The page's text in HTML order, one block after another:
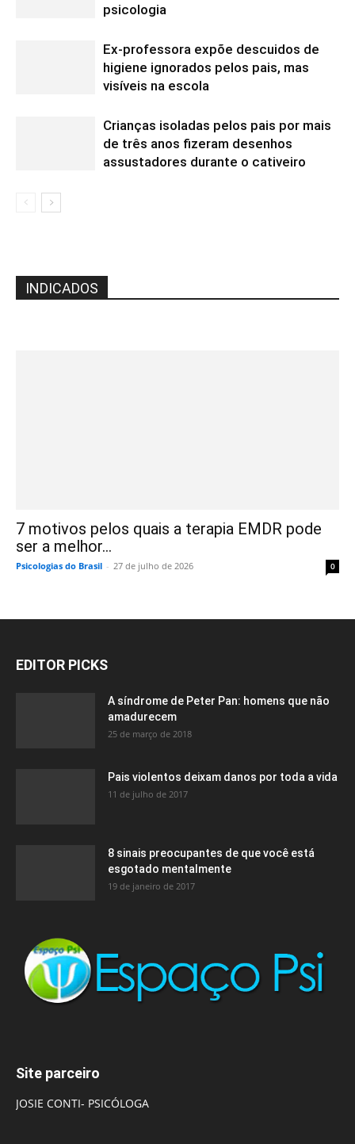
psicologia
Ex-professora expõe descuidos de
higiene ignorados pelos pais, mas
visíveis na escola
Crianças isoladas pelos pais por mais
de três anos fizeram desenhos
assustadores durante o cativeiro
INDICADOS
7 motivos pelos quais a terapia EMDR pode
ser a melhor...
Psicologias do Brasil - 27 de julho de 2026 0
EDITOR PICKS
A síndrome de Peter Pan: homens que não
amadurecem
25 de março de 2018
Pais violentos deixam danos por toda a vida
11 de julho de 2017
8 sinais preocupantes de que você está
esgotado mentalmente
19 de janeiro de 2017
Site parceiro
JOSIE CONTI- PSICÓLOGA